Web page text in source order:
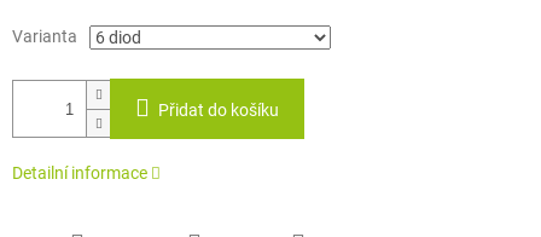
Varianta
Přidat do košíku
Detailní informace